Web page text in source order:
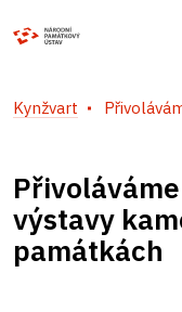
Kynžvart
výstavy
památkách